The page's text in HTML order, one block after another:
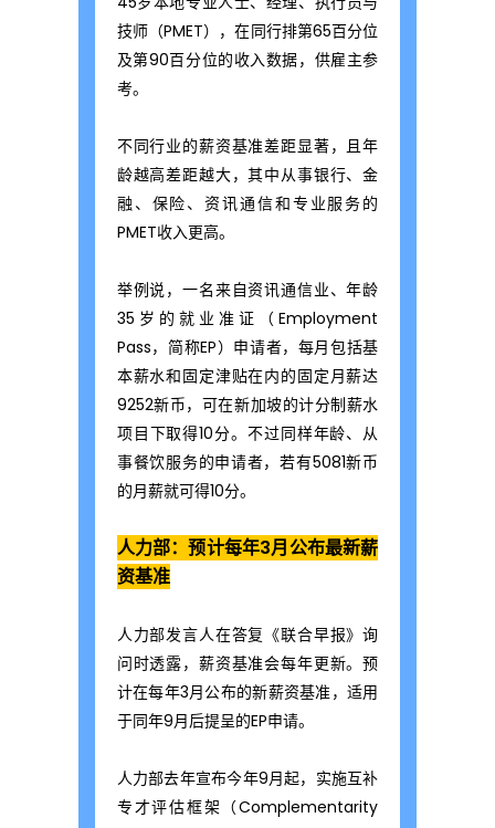
应
新
政
策
，
提
高
功
技师（PMET），在同行排第65百分位
及第90百分位的收入数据，供雇主参
考。
不同行业的薪资基准差距显著，且年
龄越高差距越大，其中从事银行、金
融、保险、资讯通信和专业服务的
PMET收入更高。
举例说，一名来自资讯通信业、年龄
35岁的就业准证（Employment
Pass，简称EP）申请者，每月包括基
本薪水和固定津贴在内的固定月薪达
9252新币，可在新加坡的计分制薪水
项目下取得10分。不过同样年龄、从
事餐饮服务的申请者，若有5081新币
的月薪就可得10分。
人力部：预计每年3月公布最新薪
资基准
人力部发言人在答复《联合早报》询
问时透露，薪资基准会每年更新。预
计在每年3月公布的新薪资基准，适用
于同年9月后提呈的EP申请。
人力部去年宣布今年9月起，实施互补
专才评估框架（Complementarity